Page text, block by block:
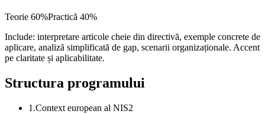
Teorie 60%Practică 40%
Include: interpretare articole cheie din directivă, exemple concrete de
aplicare, analiză simplificată de gap, scenarii organizaționale. Accent
pe claritate și aplicabilitate.
Structura programului
1 .Context european al NIS2